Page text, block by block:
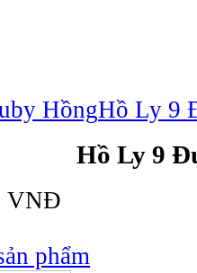
HồngHồ Ly 9
Hồ Ly 9
VNĐ
phẩm